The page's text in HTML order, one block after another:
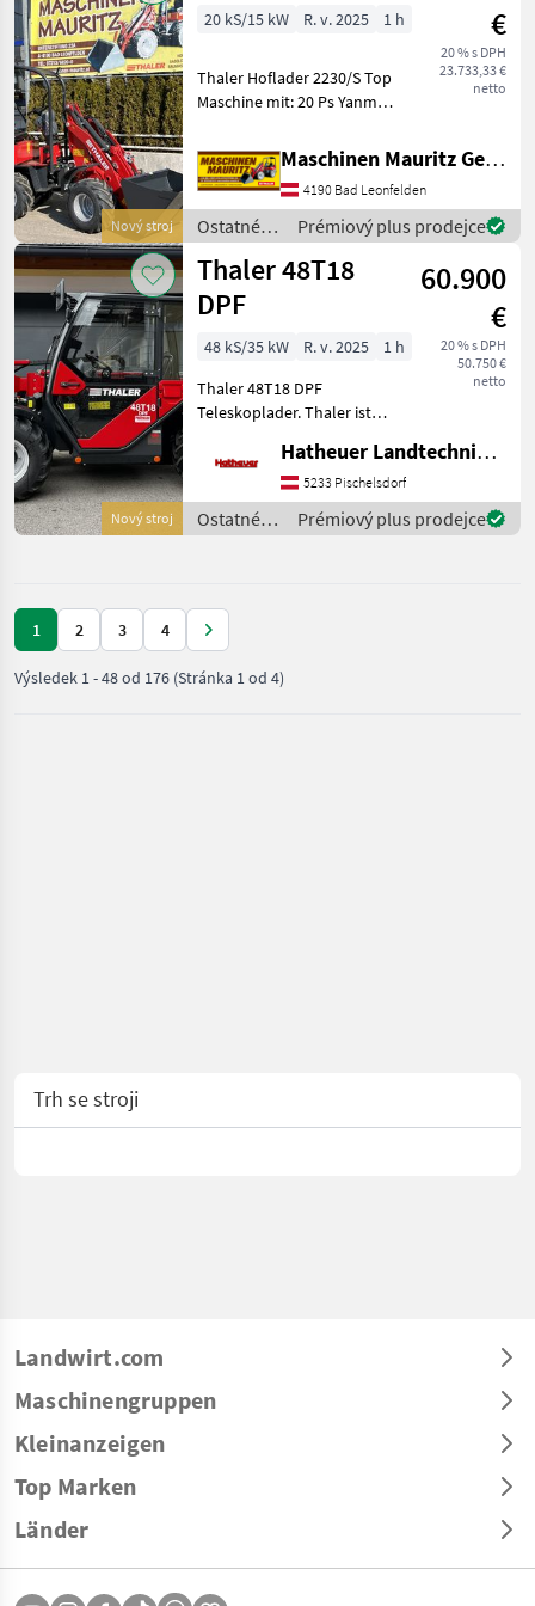
Thaler
Nový stroj
€
20 % s DPH
23.733,33 €
netto
20 kS/15 kW R. v. 2025 1 h
Thaler Hoflader 2230/S Top
Maschine mit: 20 Ps Yanmar
Abgasstufe V ohne
Partikelfilter!!! Hydrostat
von Bosch- Rexroth Ölkühle
Maschinen Mauritz GesmbH
4190 Bad Leonfelden
Ostatné
poľnohospodárske
silové
stroje /
Thaler
Prémiový plus prodejce
Nový stroj
Thaler 48T18
DPF
60.900
€
20 % s DPH
50.750 €
netto
48 kS/35 kW R. v. 2025
1 h
Thaler 48T18 DPF
Teleskoplader. Thaler ist
starke und robuste
Bauweise !! Überladehöhe:
4, 8m Hubkraft: 2500kg
Kipplast Palettengabel: 1
Hatheuer Landtechnik GmbH & Co.KG.
5233 Pischelsdorf
Ostatné
poľnohospodárske
Thaler
Prémiový plus prodejce
1 2 3 4
Výsledek 1-48od 176 (Stránka 1 od 4)
Trh se stroji
Landwirt.com
Maschinengruppen
Kleinanzeigen
Top Marken
Länder